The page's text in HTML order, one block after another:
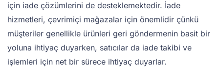
için iade çözümlerini de desteklemektedir. İade
hizmetleri, çevrimiçi mağazalar için önemlidir çünkü
müşteriler genellikle ürünleri geri göndermenin basit bir
yoluna ihtiyaç duyarken, satıcılar da iade takibi ve
işlemleri için net bir sürece ihtiyaç duyarlar.